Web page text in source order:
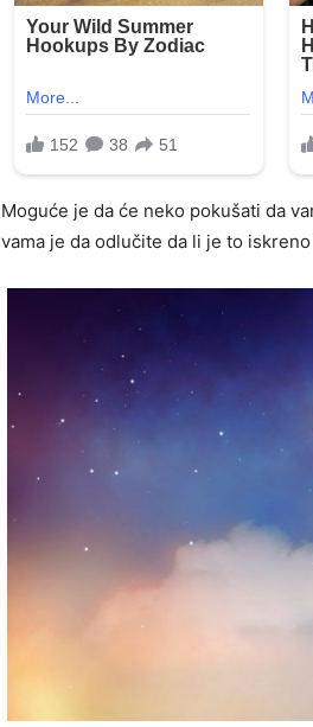
Moguće je da će neko pokušati da
vama je da odlučite da li je to